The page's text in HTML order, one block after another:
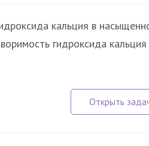
кальция в
гидроксида